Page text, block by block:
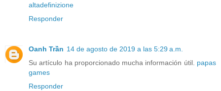
altadefinizione
Responder
Oanh Trần 14 de agosto de 2019 a las 5:29 a.m.
Su artículo ha proporcionado mucha información útil. papas
games
Responder